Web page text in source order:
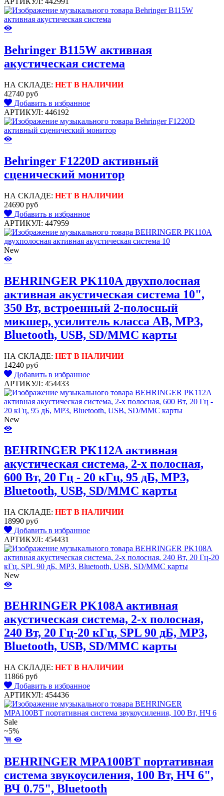
Behringer B115W активная
акустическая система
НА СКЛАДЕ: НЕТ В НАЛИЧИИ
42740 руб
Добавить в избранное
АРТИКУЛ: 446192
Behringer F1220D активный
сценический монитор
НА СКЛАДЕ: НЕТ В НАЛИЧИИ
24690 руб
Добавить в избранное
АРТИКУЛ: 447959
New
BEHRINGER PK110A двухполосная
активная акустическая система 10",
350 Вт, встроенный 2-полосный
микшер, усилитель класса AB, MP3,
Bluetooth, USB, SD/MMC карты
НА СКЛАДЕ: НЕТ В НАЛИЧИИ
14240 руб
Добавить в избранное
АРТИКУЛ: 454433
New
BEHRINGER PK112A активная
акустическая система, 2-х полосная,
600 Вт, 20 Гц - 20 кГц, 95 дБ, MP3,
Bluetooth, USB, SD/MMC карты
НА СКЛАДЕ: НЕТ В НАЛИЧИИ
18990 руб
Добавить в избранное
АРТИКУЛ: 454431
New
BEHRINGER PK108A активная
акустическая система, 2-х полосная,
240 Вт, 20 Гц-20 кГц, SPL 90 дБ, MP3,
Bluetooth, USB, SD/MMC карты
НА СКЛАДЕ: НЕТ В НАЛИЧИИ
11866 руб
Добавить в избранное
АРТИКУЛ: 454436
Sale
~5%
BEHRINGER MPA100BT портативная
система звукоусиления, 100 Вт, НЧ 6",
ВЧ 0.75", Bluetooth